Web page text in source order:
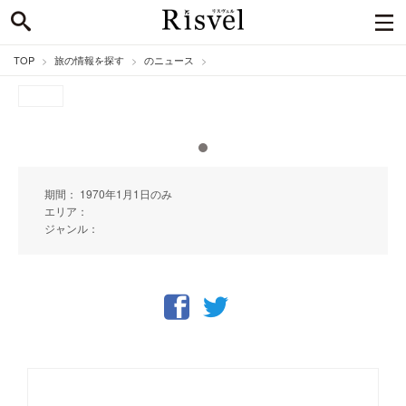
TOP 旅の情報を探す のニュース
期間： 1970年1月1日のみ
エリア：
ジャンル：